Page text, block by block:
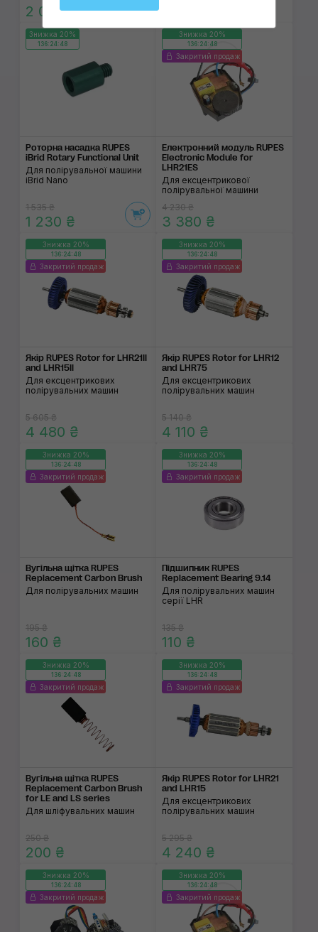
2 030 ₴
Знижка 20%
136:24:48
Роторна насадка RUPES
iBrid Rotary Functional Unit
Для полірувальної машини
iBrid Nano
1 535 ₴
1 230 ₴
Знижка 20%
136:24:48
Закритий продаж
Електронний модуль RUPES
Electronic Module for
LHR21ES
Для ексцентрикової
полірувальної машини
4 230 ₴
3 380 ₴
Знижка 20%
136:24:48
Закритий продаж
Якір RUPES Rotor for LHR21II
and LHR15II
Для ексцентрикових
полірувальних машин
5 605 ₴
4 480 ₴
Знижка 20%
136:24:48
Закритий продаж
Якір RUPES Rotor for LHR12
and LHR75
Для ексцентрикових
полірувальних машин
5 140 ₴
4 110 ₴
Знижка 20%
136:24:48
Закритий продаж
Вугільна щітка RUPES
Replacement Carbon Brush
Для полірувальних машин
195 ₴
160 ₴
Знижка 20%
136:24:48
Закритий продаж
Підшипник RUPES
Replacement Bearing 9.14
Для полірувальних машин
серії LHR
135 ₴
110 ₴
Знижка 20%
136:24:48
Закритий продаж
Вугільна щітка RUPES
Replacement Carbon Brush
for LE and LS series
Для шліфувальних машин
250 ₴
200 ₴
Знижка 20%
136:24:48
Закритий продаж
Якір RUPES Rotor for LHR21
and LHR15
Для ексцентрикових
полірувальних машин
5 295 ₴
4 240 ₴
Знижка 20%
136:24:48
Закритий продаж
Знижка 20%
136:24:48
Закритий продаж